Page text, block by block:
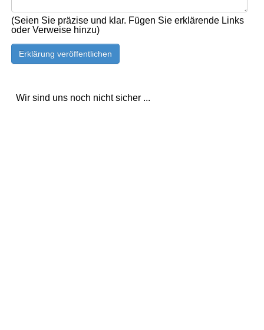
(Seien Sie präzise und klar. Fügen Sie erklärende Links
oder Verweise hinzu)
Wir sind uns noch nicht sicher ...